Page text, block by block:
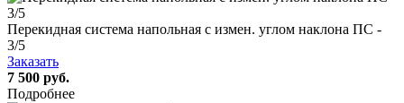
Перекидная система напольная с измен. углом наклона ПС -
3/5
Заказать
7 500 руб.
Подробнее